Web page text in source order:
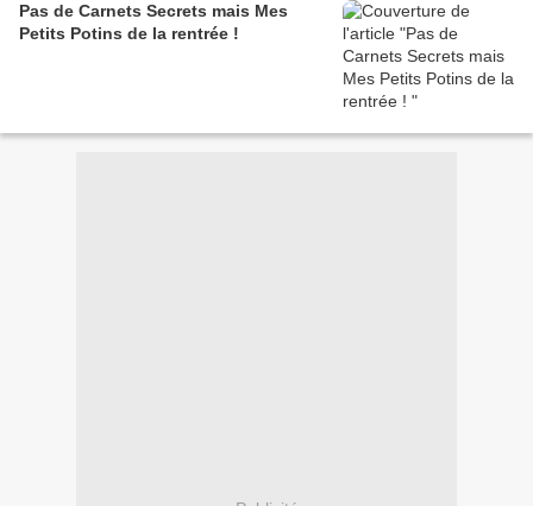
Pas de Carnets Secrets mais Mes
Petits Potins de la rentrée !